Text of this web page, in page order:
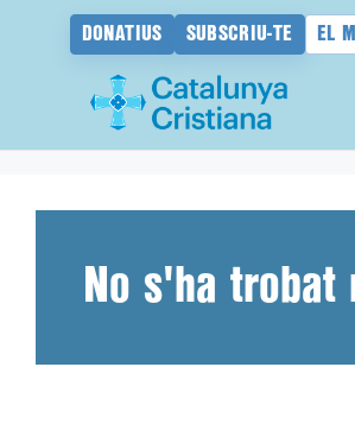
DONATIUS SUBSCRIU-TE EL
No s'ha trobat